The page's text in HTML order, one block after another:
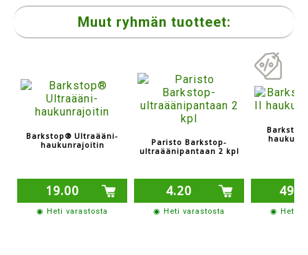
Muut ryhmän tuotteet:
Barkstop® Ultraääni-
haukunrajoitin
19.00
◉ Heti varastosta
Paristo Barkstop-
ultraäänipantaan 2 kpl
4.20
◉ Heti varastosta ◉ Heti